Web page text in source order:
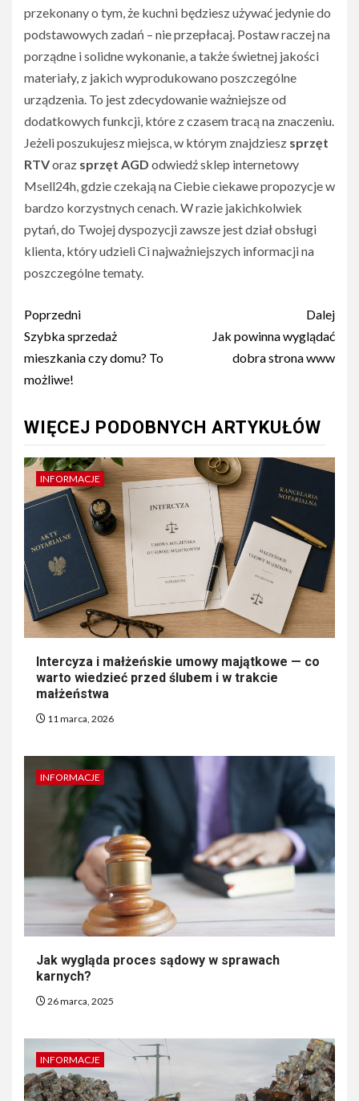
przekonany o tym, że kuchni będziesz używać jedynie do
podstawowych zadań – nie przepłacaj. Postaw raczej na
porządne i solidne wykonanie, a także świetnej jakości
materiały, z jakich wyprodukowano poszczególne
urządzenia. To jest zdecydowanie ważniejsze od
dodatkowych funkcji, które z czasem tracą na znaczeniu.
Jeżeli poszukujesz miejsca, w którym znajdziesz sprzęt
RTVoraz sprzęt AGD odwiedź sklep internetowy
Msell24h, gdzie czekają na Ciebie ciekawe propozycje w
bardzo korzystnych cenach. W razie jakichkolwiek
pytań, do Twojej dyspozycji zawsze jest dział obsługi
klienta, który udzieli Ci najważniejszych informacji na
poszczególne tematy.
Nawigacja
wpisu
Poprzedni
Szybka sprzedaż
mieszkania czy domu? To
możliwe!
Dalej
Jak powinna wyglądać
dobra strona www
WIĘCEJ PODOBNYCH ARTYKUŁÓW
INFORMACJE
Intercyza i małżeńskie umowy majątkowe — co
warto wiedzieć przed ślubem i w trakcie
małżeństwa
11 marca, 2026
INFORMACJE
Jak wygląda proces sądowy w sprawach
karnych?
26 marca, 2025
INFORMACJE